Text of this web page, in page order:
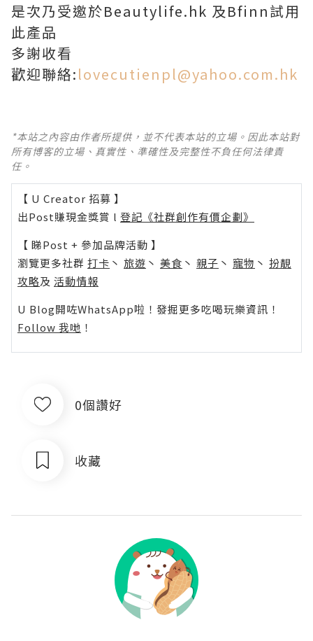
是次乃受邀於Beautylife.hk 及Bfinn試用
此產品
多謝收看
歡迎聯絡:lovecutienpl@yahoo.com.hk
*本站之內容由作者所提供，並不代表本站的立場。因此本站對
所有博客的立場、真實性、準確性及完整性不負任何法律責
任。
【 U Creator 招募 】
出Post賺現金獎賞 l 登記《社群創作有價企劃》
【 睇Post + 參加品牌活動 】
瀏覽更多社群 打卡 丶 旅遊 丶 美食 丶 親子 丶 寵物 丶 扮靚
攻略及 活動情報
U Blog開咗WhatsApp啦！發掘更多吃喝玩樂資訊！
Follow 我哋 ！
0個讚好
收藏